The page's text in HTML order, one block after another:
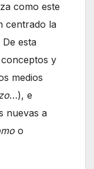
como este
centrado la
esta
y
medios
…), e
nuevas a
o